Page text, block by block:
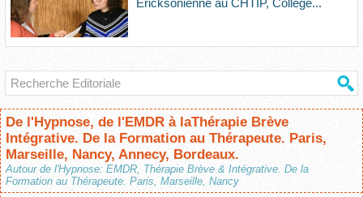
Ericksonienne au CHTIP, Collège...
De l'Hypnose, de l'EMDR à laThérapie Brève
Intégrative. De la Formation au Thérapeute. Paris,
Marseille, Nancy, Annecy, Bordeaux.
Autour de l'Hypnose: EMDR, Thérapie Brève & Intégrative. De la
Formation au Thérapeute. Paris, Marseille, Nancy